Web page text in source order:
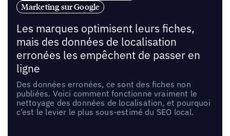
Marketing sur Google
Les marques optimisent leurs fiches,
mais des données de localisation
erronées les empêchent de passer en
ligne
Des données erronées, ce sont des fiches non
publiées. Voici comment fonctionne vraiment le
nettoyage des données de localisation, et pourquoi
c’est le levier le plus sous-estimé du SEO local.